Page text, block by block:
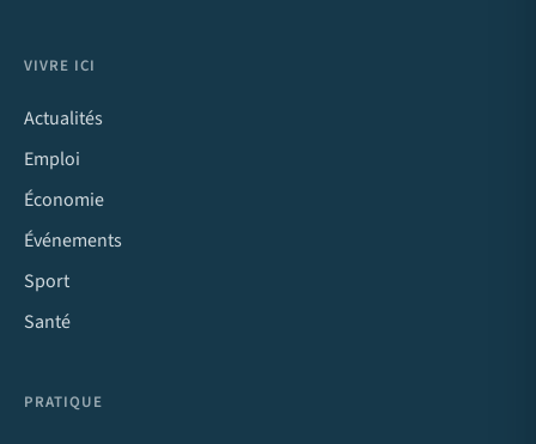
VIVRE ICI
Actualités
Emploi
Économie
Événements
Sport
Santé
PRATIQUE